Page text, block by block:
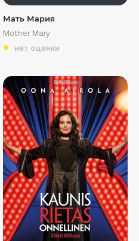
Мать Мария
Mother Mary
нет оценки